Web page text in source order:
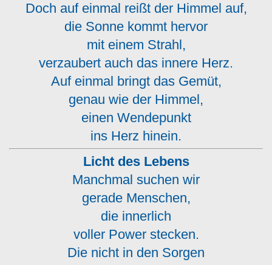
Doch auf einmal reißt der Himmel auf,
die Sonne kommt hervor
mit einem Strahl,
verzaubert auch das innere Herz.
Auf einmal bringt das Gemüt,
genau wie der Himmel,
einen Wendepunkt
ins Herz hinein.
Licht des Lebens
Manchmal suchen wir
gerade Menschen,
die innerlich
voller Power stecken.
Die nicht in den Sorgen